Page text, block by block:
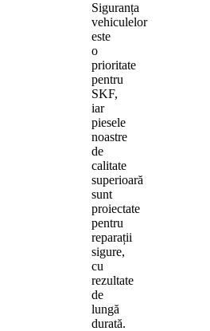
Siguranța
vehiculelor
este
o
prioritate
pentru
SKF,
iar
piesele
noastre
de
calitate
superioară
sunt
proiectate
pentru
reparații
sigure,
cu
rezultate
de
lungă
durată.